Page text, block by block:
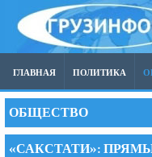
ГЛАВНАЯ ПОЛИТИКА
ОБЩЕСТВО
«САКСТАТИ»: